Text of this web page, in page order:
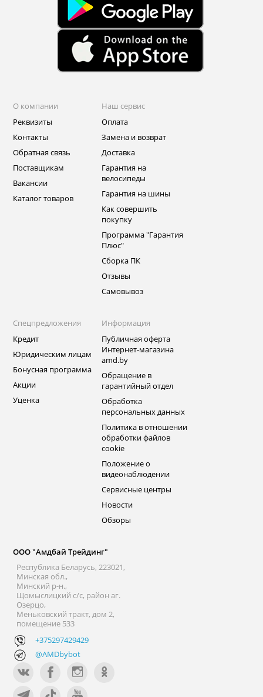
О компании
Реквизиты
Контакты
Обратная связь
Поставщикам
Вакансии
Каталог товаров
Наш сервис
Оплата
Замена и возврат
Доставка
Гарантия на
велосипеды
Гарантия на шины
Как совершить
покупку
Программа "Гарантия
Плюс"
Сборка ПК
Отзывы
Самовывоз
Спецпредложения
Кредит
Юридическим лицам
Бонусная программа
Акции
Уценка
Информация
Публичная оферта
Интернет-магазина
amd.by
Обращение в
гарантийный отдел
Обработка
персональных данных
Политика в отношении
обработки файлов
cookie
Положение о
видеонаблюдении
Сервисные центры
Новости
Обзоры
ООО "Амдбай Трейдинг"
Республика Беларусь, 223021,
Минская обл.,
Минский р-н.,
Щомыслицкий с/с, район аг.
Озерцо,
Меньковский тракт, дом 2,
помещение 533
+375297429429
@AMDbybot